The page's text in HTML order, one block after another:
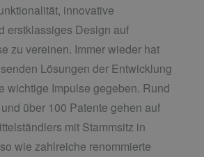
innovative
erstklassiges Design auf
zu vereinen. Immer wieder hat
Lösungen der Entwicklung
wichtige Impulse gegeben. Rund
über 100 Patente gehen auf
mit Stammsitz in
wie zahlreiche renommierte